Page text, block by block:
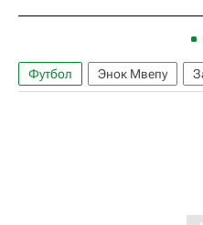
Футбол Энок Мвепу